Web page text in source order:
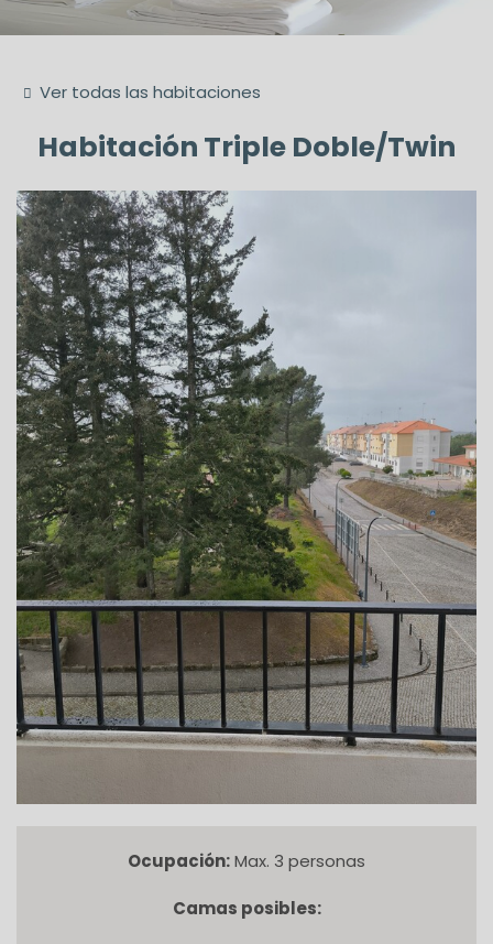
Ver todas las habitaciones
Habitación Triple Doble/Twin
Ocupación:Max. 3 personas
Camas posibles: